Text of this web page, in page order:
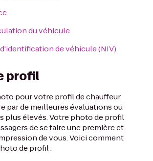
du véhicule
de véhicule (NIV)
profil
pour votre profil de chauffeur
par de meilleures évaluations ou
plus élevés. Votre photo de profil
de se faire une première et
de vous. Voici comment
de profil :